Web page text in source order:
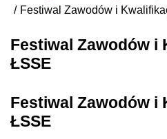
Festiwal Zawodów i
Festiwal Zawodów i
ŁSSE
Festiwal Zawodów i
ŁSSE